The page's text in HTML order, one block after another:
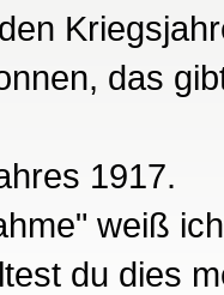
das
1917.
weiß
du dies